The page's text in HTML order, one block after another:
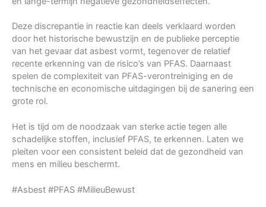
Deze discrepantie in reactie kan deels verklaard worden
door het historische bewustzijn en de publieke perceptie
van het gevaar dat asbest vormt, tegenover de relatief
recente erkenning van de risico’s van PFAS. Daarnaast
spelen de complexiteit van PFAS-verontreiniging en de
technische en economische uitdagingen bij de sanering een
grote rol.
Het is tijd om de noodzaak van sterke actie tegen alle
schadelijke stoffen, inclusief PFAS, te erkennen. Laten we
pleiten voor een consistent beleid dat de gezondheid van
mens en milieu beschermt.
#Asbest #PFAS #MilieuBewust